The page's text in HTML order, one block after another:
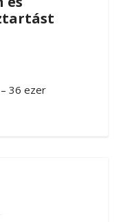
36 ezer